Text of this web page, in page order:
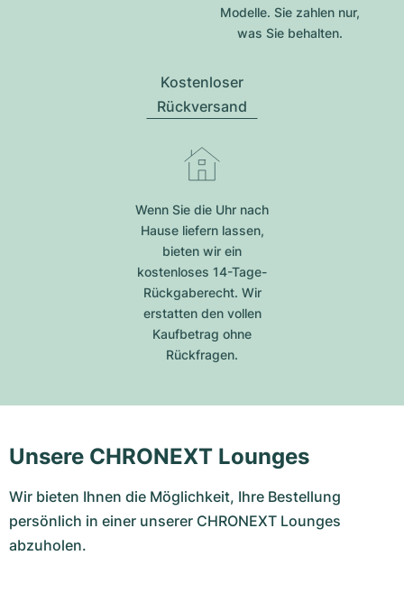
Modelle. Sie zahlen nur,
was Sie behalten.
Kostenloser
Rückversand
Wenn Sie die Uhr nach
Hause liefern lassen,
bieten wir ein
kostenloses 14-Tage-
Rückgaberecht. Wir
erstatten den vollen
Kaufbetrag ohne
Rückfragen.
Unsere CHRONEXT Lounges
Wir bieten Ihnen die Möglichkeit, Ihre Bestellung
persönlich in einer unserer CHRONEXT Lounges
abzuholen.